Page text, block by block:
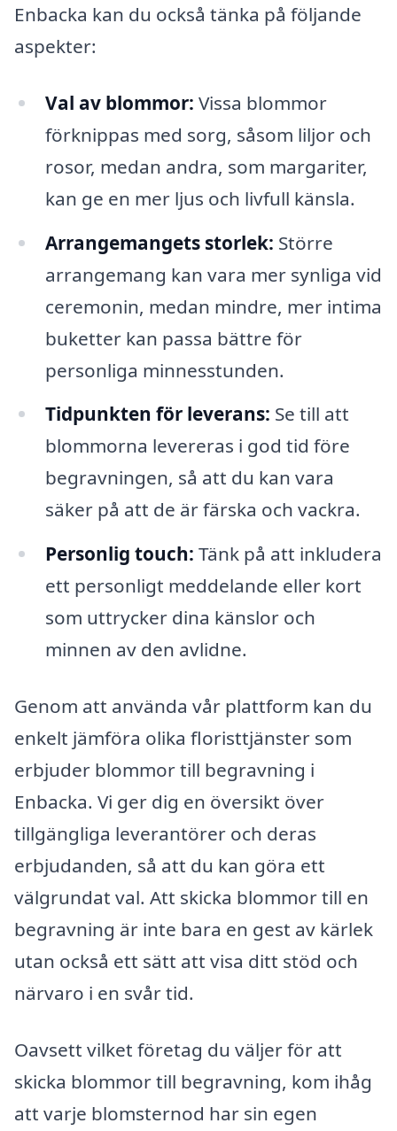
Enbacka kan du också tänka på följande
aspekter:
Val av blommor: Vissa blommor
förknippas med sorg, såsom liljor och
rosor, medan andra, som margariter,
kan ge en mer ljus och livfull känsla.
Arrangemangets storlek: Större
arrangemang kan vara mer synliga vid
ceremonin, medan mindre, mer intima
buketter kan passa bättre för
personliga minnesstunden.
Tidpunkten för leverans: Se till att
blommorna levereras i god tid före
begravningen, så att du kan vara
säker på att de är färska och vackra.
Personlig touch: Tänk på att inkludera
ett personligt meddelande eller kort
som uttrycker dina känslor och
minnen av den avlidne.
Genom att använda vår plattform kan du
enkelt jämföra olika floristtjänster som
erbjuder blommor till begravning i
Enbacka. Vi ger dig en översikt över
tillgängliga leverantörer och deras
erbjudanden, så att du kan göra ett
välgrundat val. Att skicka blommor till en
begravning är inte bara en gest av kärlek
utan också ett sätt att visa ditt stöd och
närvaro i en svår tid.
Oavsett vilket företag du väljer för att
skicka blommor till begravning, kom ihåg
att varje blomsternod har sin egen